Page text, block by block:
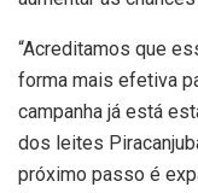
“Acreditamos que
forma mais efetiva
campanha já está
dos leites
próximo passo é